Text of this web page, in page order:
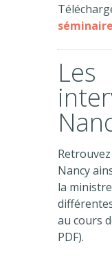
séminaire
Les
Nancy
la
au cours
PDF).